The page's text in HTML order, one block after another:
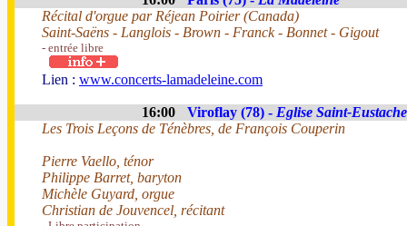
Récital d'orgue par Réjean Poirier (Canada)
Saint-Saëns - Langlois - Brown - Franck - Bonnet - Gigout
- entrée libre
Lien : www.concerts-lamadeleine.com
16:00 Viroflay (78) - Eglise Saint-Eustache
Les Trois Leçons de Ténèbres, de François Couperin
Pierre Vaello, ténor
Philippe Barret, baryton
Michèle Guyard, orgue
Christian de Jouvencel, récitant